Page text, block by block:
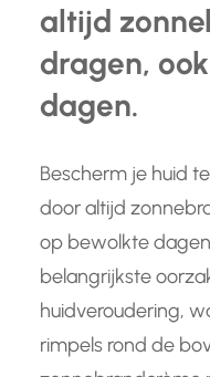
altijd
dragen,
dagen.
Bescherm je huid
door altijd
op bewolkte
belangrijkste
huidveroudering,
rimpels rond de